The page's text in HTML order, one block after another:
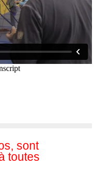
sont
toutes